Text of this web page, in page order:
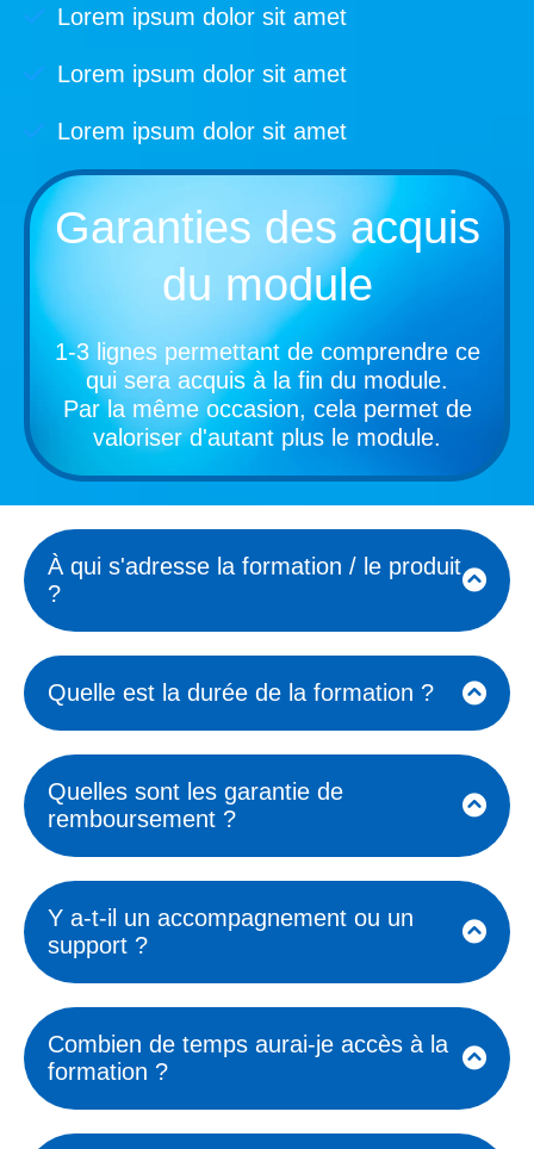
Lorem ipsum dolor sit amet
Lorem ipsum dolor sit amet
Lorem ipsum dolor sit amet
Garanties des acquis
du module
1-3 lignes permettant de comprendre ce
qui sera acquis à la fin du module.
Par la même occasion, cela permet de
valoriser d'autant plus le module.
À qui s'adresse la formation / le produit
?
intermédiaire, avancé) ou si le
produit correspond à leurs besoins
spécifiques.
Quelle est la durée de la formation ?
consacrer à la formation, nombre
d'heures ou de semaines, incluant
heures de formations + temps de
travail, à détailler précisément.
Quelles sont les garantie de
remboursement ?
associées (par exemple, garantie de
remboursement sous 14 jours).
Y a-t-il un accompagnement ou un
support ?
réponses).
Ou si un accès à un support est
inclus.
Combien de temps aurai-je accès à la
formation ?